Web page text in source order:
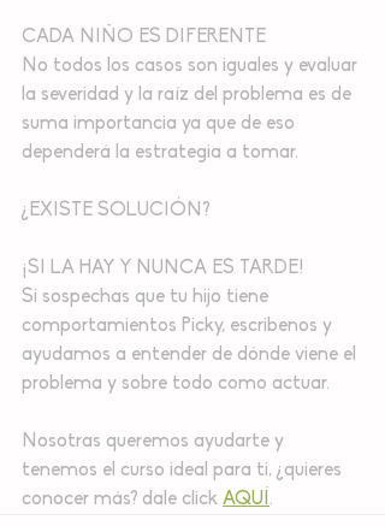
CADA NIÑO ES DIFERENTE
No todos los casos son iguales y evaluar
la severidad y la raíz del problema es de
suma importancia ya que de eso
dependerá la estrategia a tomar.
¿EXISTE SOLUCIÓN?
¡SI LA HAY Y NUNCA ES TARDE!
Si sospechas que tu hijo tiene
comportamientos Picky, escribenos y
ayudamos a entender de dónde viene el
problema y sobre todo como actuar.
Nosotras queremos ayudarte y
tenemos el curso ideal para ti, ¿quieres
conocer más? dale click AQUÍ .